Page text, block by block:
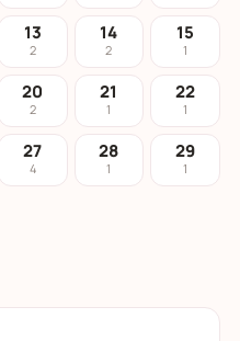
13
2
14
2
15
1
20
2
21
1
22
1
27
4
28
1
29
1